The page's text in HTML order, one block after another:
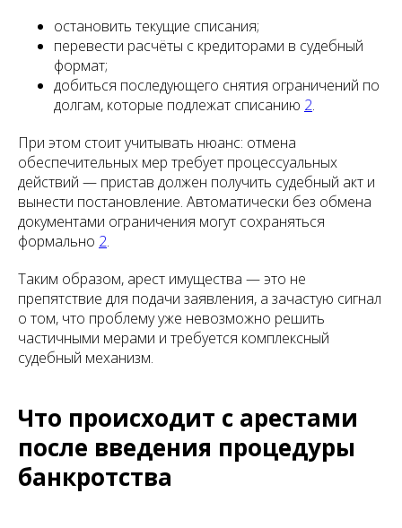
остановить текущие списания;
перевести расчёты с кредиторами в судебный
формат;
добиться последующего снятия ограничений по
долгам, которые подлежат списанию 2.
При этом стоит учитывать нюанс: отмена
обеспечительных мер требует процессуальных
действий — пристав должен получить судебный акт и
вынести постановление. Автоматически без обмена
документами ограничения могут сохраняться
формально 2.
Таким образом, арест имущества — это не
препятствие для подачи заявления, а зачастую сигнал
о том, что проблему уже невозможно решить
частичными мерами и требуется комплексный
судебный механизм.
Что происходит с арестами
после введения процедуры
банкротства